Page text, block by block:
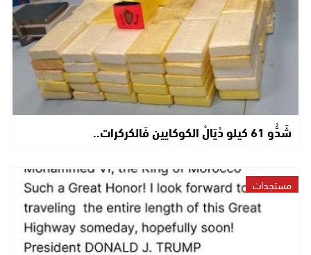
شَدُّو 61 كيلو دْيَالْ الكوكايين فَالكركرات..
مستجدات